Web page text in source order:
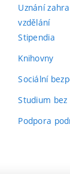
Uznání
vzdělání
Stipendia
Knihovny
Sociální
Studium
Podpora